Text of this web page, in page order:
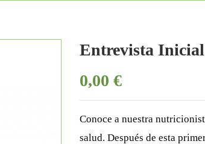
Entrevista
0,00 €
Conoce a nuestra
salud. Después de esta